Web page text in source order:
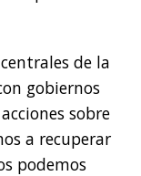
de la
gobiernos
sobre
a recuperar
podemos